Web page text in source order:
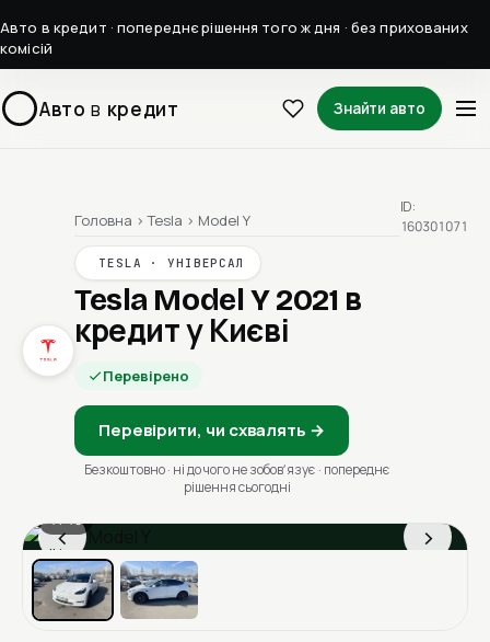
Авто в кредит · попереднє рішення того ж дня · без прихованих
комісій
Авто в кредит Знайти авто
Головна › Tesla › Model Y
TESLA · УНІВЕРСАЛ
Tesla Model Y 2021 в
кредит у Києві
Перевірено
Перевірити, чи схвалять →
Безкоштовно · ні до чого не зобовʼязує · попереднє
рішення сьогодні
ID:
160301071
‹ ›
1 / 13
Ціна в місяць